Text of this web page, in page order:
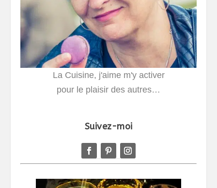
La Cuisine, j'aime m'y activer
pour le plaisir des autres…
Suivez-moi